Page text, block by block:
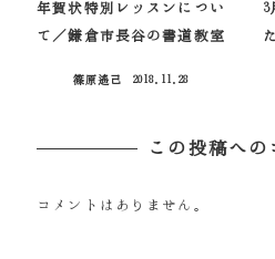
年賀状特別レッスンについ
て／鎌倉市長谷の書道教室
篠原遙己
2018.11.28
3
この投稿への
コメントはありません。